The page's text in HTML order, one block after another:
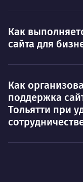
Как
сайта для
Как
поддержка
Тольятти при